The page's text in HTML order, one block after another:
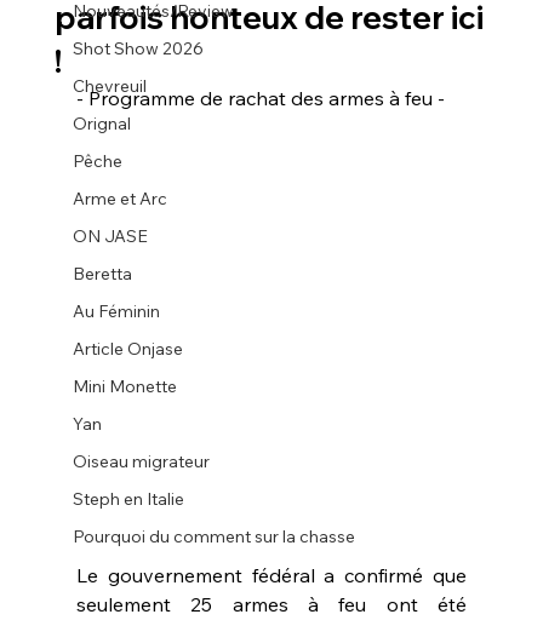
Nouveautés/Review
Shot Show 2026
Chevreuil
Orignal
Pêche
Arme et Arc
ON JASE
Beretta
Au Féminin
Article Onjase
Mini Monette
Yan
Oiseau migrateur
Steph en Italie
Pourquoi du comment sur la chasse
parfois honteux de rester ici
!
- Programme de rachat des armes à feu -
Le gouvernement fédéral a confirmé que
seulement 25 armes à feu ont été